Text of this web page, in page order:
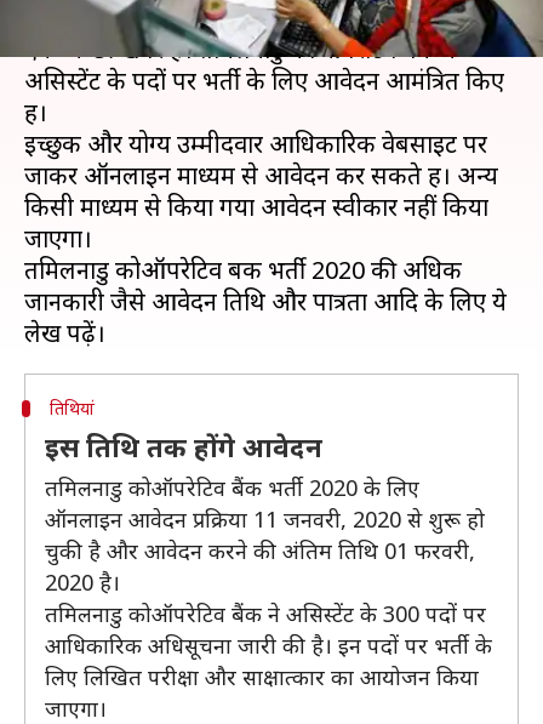
बैंक भर्ती 2020 का इतंजार करने वाले उम्मीदवारों के लिए
एक अच्छी खबर है। तमिलनाडु कोऑपरेटिव बैंक ने
असिस्टेंट के पदों पर भर्ती के लिए आवेदन आमंत्रित किए
हैं।
इच्छुक और योग्य उम्मीदवार आधिकारिक वेबसाइट पर
जाकर ऑनलाइन माध्यम से आवेदन कर सकते हैं। अन्य
किसी माध्यम से किया गया आवेदन स्वीकार नहीं किया
जाएगा।
तमिलनाडु कोऑपरेटिव बैंक भर्ती 2020 की अधिक
जानकारी जैसे आवेदन तिथि और पात्रता आदि के लिए ये
तिथियां
इस तिथि तक होंगे आवेदन
तमिलनाडु कोऑपरेटिव बैंक भर्ती 2020 के लिए
ऑनलाइन आवेदन प्रक्रिया 11 जनवरी, 2020 से शुरू हो
चुकी है और आवेदन करने की अंतिम तिथि 01 फरवरी,
2020 है।
तमिलनाडु कोऑपरेटिव बैंक ने असिस्टेंट के 300 पदों पर
आधिकारिक अधिसूचना जारी की है। इन पदों पर भर्ती के
लिए लिखित परीक्षा और साक्षात्कार का आयोजन किया
जाएगा।